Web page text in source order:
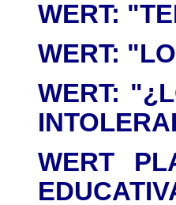
WERT:
WERT:
WERT:
WERT